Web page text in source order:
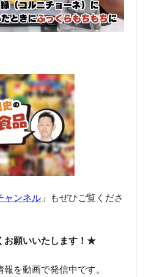
ャンネル 」もぜひご覧くださ
お願いいたします！★
を動画で発信中です。